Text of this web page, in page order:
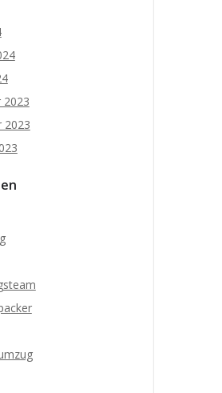
2023
2023